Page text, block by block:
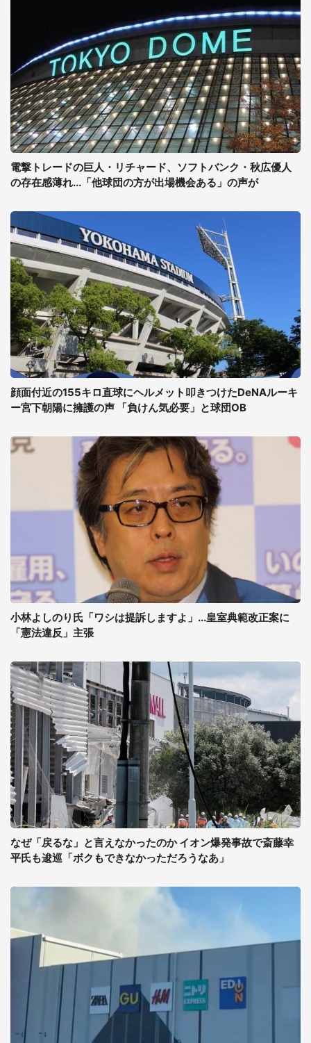
電撃トレードの巨人・リチャード、ソフトバンク・秋広優人
の存在感薄れ...「他球団の方が出場機会ある」の声が
顔面付近の155キロ直球にヘルメット叩きつけたDeNAルーキ
ー宮下朝陽に擁護の声 「負けん気必要」と球団OB
小林よしのり氏「ワシは提訴しますよ」...皇室典範改正案に
「憲法違反」主張
なぜ「戻るな」と言えなかったのか イオン爆発事故で斎藤幸
平氏も逡巡「ボクもできなかっただろうなあ」